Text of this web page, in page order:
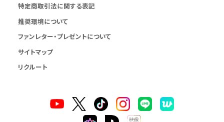
特定商取引法に関する表記
推奨環境について
ファンレター・プレゼントについて
サイトマップ
リクルート